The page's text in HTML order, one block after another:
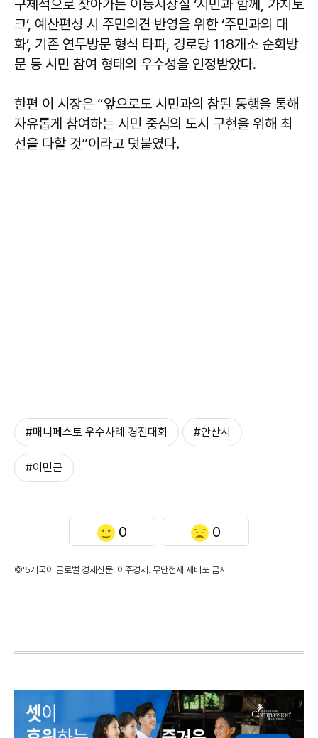
구체적으로 찾아가는 이동시장실 ‘시민과 함께, 가치토
크’, 예산편성 시 주민의견 반영을 위한 ‘주민과의 대
화’, 기존 연두방문 형식 타파, 경로당 118개소 순회방
문 등 시민 참여 형태의 우수성을 인정받았다.
한편 이 시장은 “앞으로도 시민과의 참된 동행을 통해
자유롭게 참여하는 시민 중심의 도시 구현을 위해 최
선을 다할 것”이라고 덧붙였다.
#매니페스토 우수사례 경진대회 #안산시
#이민근
0 0
©'5개국어 글로벌 경제신문' 아주경제. 무단전재·재배포 금지